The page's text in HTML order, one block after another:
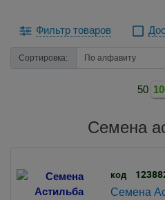
Фильтр товаров
Сортировка:
50
Семена
код
Семена